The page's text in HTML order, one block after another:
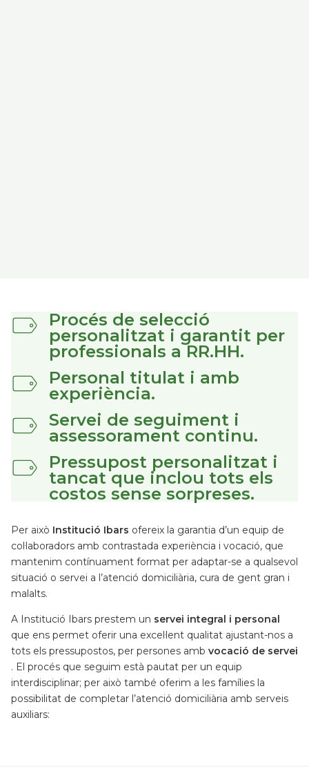
Procés de selecció
personalitzat i garantit per
professionals a RR.HH.
Personal titulat i amb
experiència.
Servei de seguiment i
assessorament continu.
Pressupost personalitzat i
tancat que inclou tots els
costos sense sorpreses.
Per això Institució Ibars ofereix la garantia d’un equip de
col·laboradors amb contrastada experiència i vocació, que
mantenim contínuament format per adaptar-se a qualsevol
situació o servei a l’atenció domiciliària, cura de gent gran i
malalts.
A Institució Ibars prestem un servei integral i personal
que ens permet oferir una excel·lent qualitat ajustant-nos a
tots els pressupostos, per persones amb vocació de servei
. El procés que seguim està pautat per un equip
interdisciplinar; per això també oferim a les famílies la
possibilitat de completar l’atenció domiciliària amb serveis
auxiliars: